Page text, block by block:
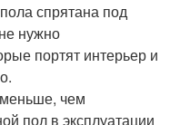
спрятана под
нужно
портят интерьер и
чем
пол в эксплуатации